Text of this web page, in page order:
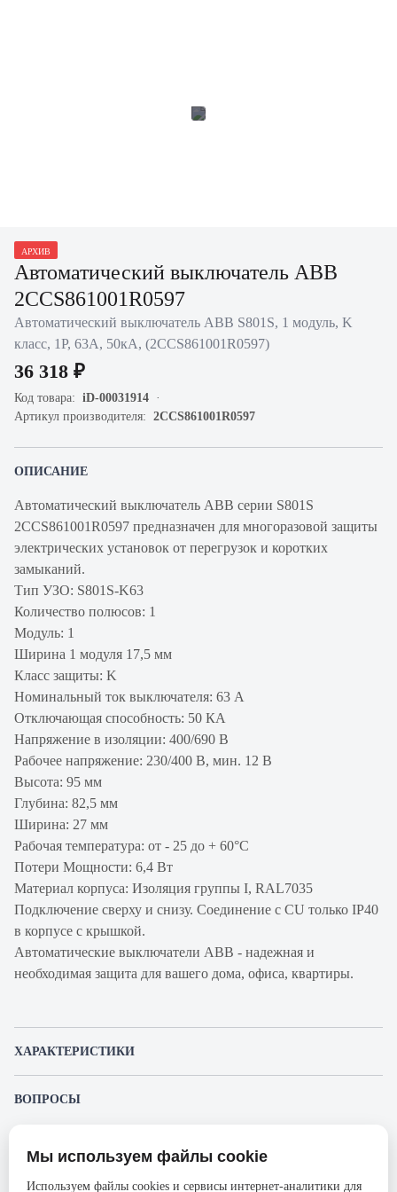
АРХИВ
Автоматический выключатель ABB
2CCS861001R0597
Автоматический выключатель ABB S801S, 1 модуль, K
класс, 1P, 63А, 50кА, (2CCS861001R0597)
36 318 ₽
Код товара: iD-00031914
Артикул производителя: 2CCS861001R0597
ОПИСАНИЕ
Автоматический выключатель ABB серии S801S
2CCS861001R0597 предназначен для многоразовой защиты
электрических установок от перегрузок и коротких
замыканий.
Тип УЗО: S801S-K63
Количество полюсов: 1
Модуль: 1
Ширина 1 модуля 17,5 мм
Класс защиты: K
Номинальный ток выключателя: 63 А
Отключающая способность: 50 КА
Напряжение в изоляции: 400/690 В
Рабочее напряжение: 230/400 В, мин. 12 В
Высота: 95 мм
Глубина: 82,5 мм
Ширина: 27 мм
Рабочая температура: от - 25 до + 60°С
Потери Мощности: 6,4 Вт
Материал корпуса: Изоляция группы I, RAL7035
Подключение сверху и снизу. Соединение с CU только IP40
в корпусе с крышкой.
Автоматические выключатели ABB - надежная и
необходимая защита для вашего дома, офиса, квартиры.
ХАРАКТЕРИСТИКИ
Производитель
ВОПРОСЫ
Представленные изображения и характеристики могут отличаться от реального
Мы используем файлы cookie
Используем файлы cookies и сервисы интернет-аналитики для